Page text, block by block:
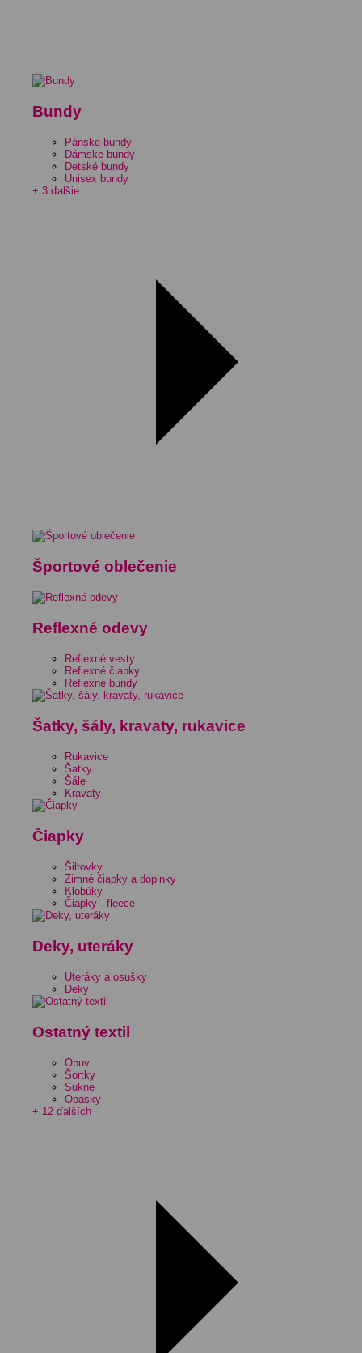
Bundy
Pánske bundy
Dámske bundy
Detské bundy
Unisex bundy
+ 3 ďalšie
Športové oblečenie
Reflexné odevy
Reflexné vesty
Reflexné čiapky
Reflexné bundy
Šatky, šály, kravaty, rukavice
Rukavice
Šatky
Šále
Kravaty
Čiapky
Šiltovky
Zimné čiapky a doplnky
Klobúky
Čiapky - fleece
Deky, uteráky
Uteráky a osušky
Deky
Ostatný textil
Obuv
Šortky
Sukne
Opasky
+ 12 ďalších